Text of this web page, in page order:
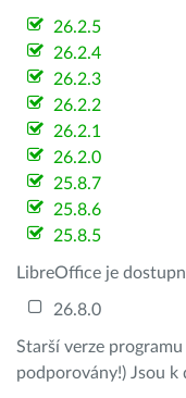
26.2.5
26.2.4
26.2.3
26.2.2
26.2.1
26.2.0
25.8.7
25.8.6
25.8.5
LibreOffice je
26.8.0
Starší verze
podporovány!) Jsou k